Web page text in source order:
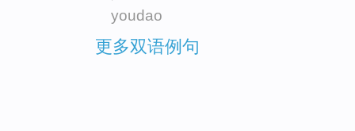
youdao
更多双语例句